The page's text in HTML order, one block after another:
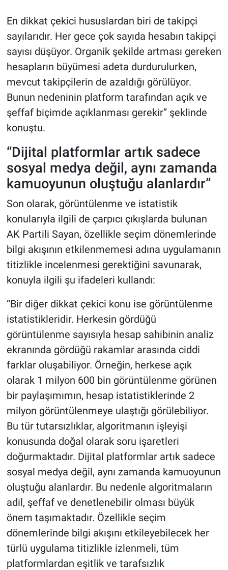
En dikkat çekici hususlardan biri de takipçi
sayılarıdır. Her gece çok sayıda hesabın takipçi
sayısı düşüyor. Organik şekilde artması gereken
hesapların büyümesi adeta durdurulurken,
mevcut takipçilerin de azaldığı görülüyor.
Bunun nedeninin platform tarafından açık ve
şeffaf biçimde açıklanması gerekir” şeklinde
konuştu.
“Dijital platformlar artık sadece
sosyal medya değil, aynı zamanda
kamuoyunun oluştuğu alanlardır”
Son olarak, görüntülenme ve istatistik
konularıyla ilgili de çarpıcı çıkışlarda bulunan
AK Partili Sayan, özellikle seçim dönemlerinde
bilgi akışının etkilenmemesi adına uygulamanın
titizlikle incelenmesi gerektiğini savunarak,
konuyla ilgili şu ifadeleri kullandı:
“Bir diğer dikkat çekici konu ise görüntülenme
istatistikleridir. Herkesin gördüğü
görüntülenme sayısıyla hesap sahibinin analiz
ekranında gördüğü rakamlar arasında ciddi
farklar oluşabiliyor. Örneğin, herkese açık
olarak 1 milyon 600 bin görüntülenme görünen
bir paylaşımımın, hesap istatistiklerinde 2
milyon görüntülenmeye ulaştığı görülebiliyor.
Bu tür tutarsızlıklar, algoritmanın işleyişi
konusunda doğal olarak soru işaretleri
doğurmaktadır. Dijital platformlar artık sadece
sosyal medya değil, aynı zamanda kamuoyunun
oluştuğu alanlardır. Bu nedenle algoritmaların
adil, şeffaf ve denetlenebilir olması büyük
önem taşımaktadır. Özellikle seçim
dönemlerinde bilgi akışını etkileyebilecek her
türlü uygulama titizlikle izlenmeli, tüm
platformlardan eşitlik ve tarafsızlık